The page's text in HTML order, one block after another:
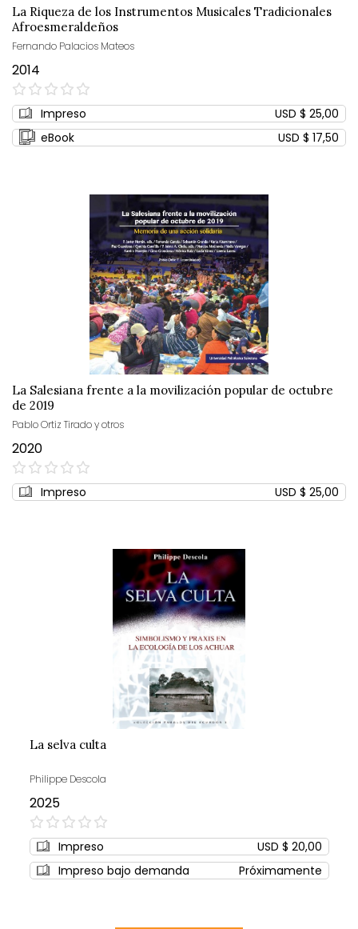
La Riqueza de los Instrumentos Musicales Tradicionales
Afroesmeraldeños
Fernando Palacios Mateos
2014
0%
Impreso
USD $ 25,00
eBook
USD $ 17,50
La Salesiana frente a la movilización popular de octubre
de 2019
Pablo Ortiz Tirado y otros
2020
0%
Impreso USD $ 25,00
La selva culta
Philippe Descola
2025
0%
Impreso
USD $ 20,00
Impreso bajo demanda
Próximamente